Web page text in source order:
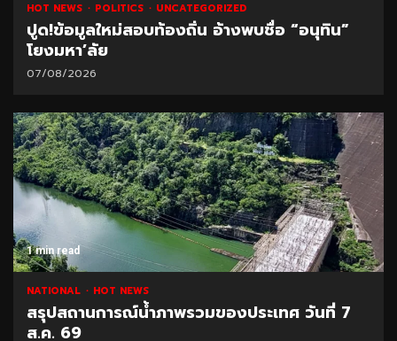
HOT NEWS POLITICS UNCATEGORIZED
ปูด!ข้อมูลใหม่สอบท้องถิ่น อ้างพบชื่อ “อนุทิน”
โยงมหา’ลัย
07/08/2026
1 min read
NATIONAL HOT NEWS
สรุปสถานการณ์น้ำภาพรวมของประเทศ วันที่ 7
ส.ค. 69